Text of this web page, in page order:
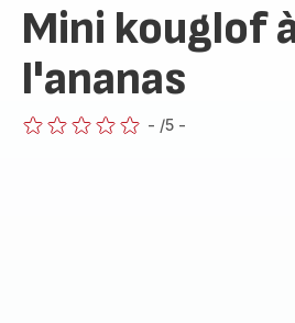
Mini kouglof
l'ananas
- /5 -